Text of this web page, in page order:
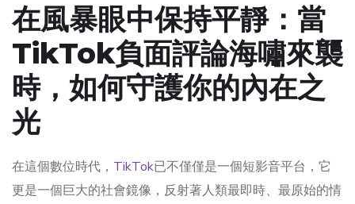
在風暴眼中保持平靜：當
TikTok負面評論海嘯來襲
時，如何守護你的內在之
光
在這個數位時代， TikTok已不僅僅是一個短影音平台，它
更是一個巨大的社會鏡像，反射著人類最即時、最原始的情